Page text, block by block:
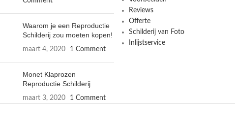
Waarom je een Reproductie
Schilderij zou moeten kopen!
maart 4, 2020 1 Comment
Monet Klaprozen
Reproductie Schilderij
maart 3, 2020 1 Comment
Reviews
Offerte
Schilderij van Foto
Inlijstservice